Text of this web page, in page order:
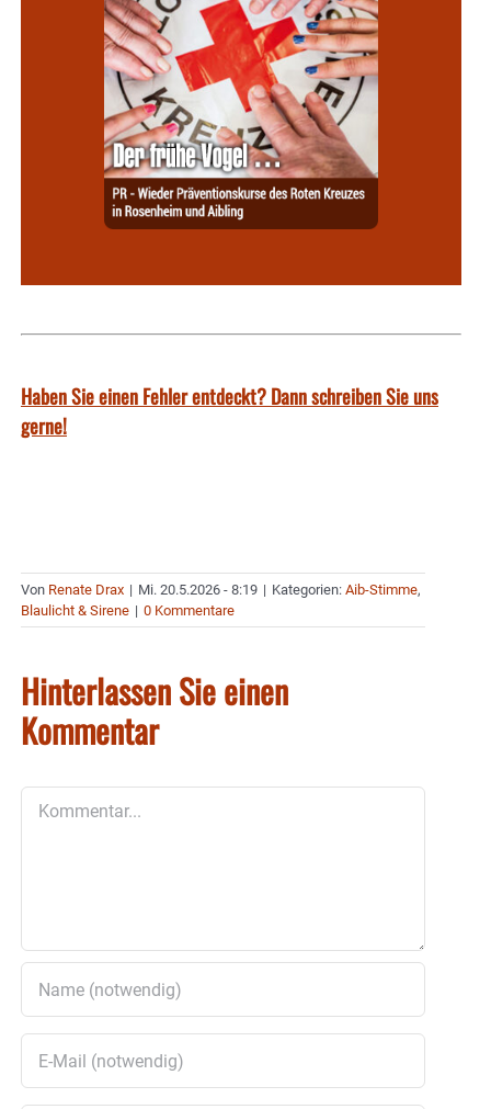
Haben Sie einen Fehler entdeckt? Dann schreiben Sie uns
gerne!
Von Renate Drax | Mi. 20.5.2026 - 8:19 | Kategorien: Aib-Stimme,
Blaulicht & Sirene | 0 Kommentare
Hinterlassen Sie einen
Kommentar